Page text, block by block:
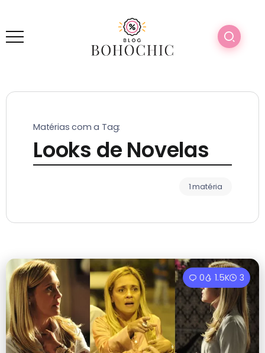
Matérias com a Tag:
Looks de Novelas
1 matéria
0 1.5K 3